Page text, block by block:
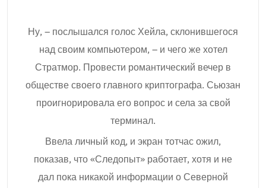
Ну, – послышался голос Хейла, склонившегося
над своим компьютером, – и чего же хотел
Стратмор. Провести романтический вечер в
обществе своего главного криптографа. Сьюзан
проигнорировала его вопрос и села за свой
терминал.
Ввела личный код, и экран тотчас ожил,
показав, что «Следопыт» работает, хотя и не
дал пока никакой информации о Северной